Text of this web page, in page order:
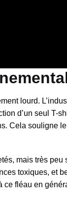
lourd.
d’un seul T-
Cela souligne
mais très
toxiques, et
ce fléau en